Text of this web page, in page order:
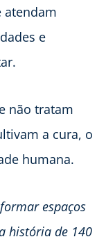
atendam
e
não tratam
a cura, o
humana.
espaços
história de 140